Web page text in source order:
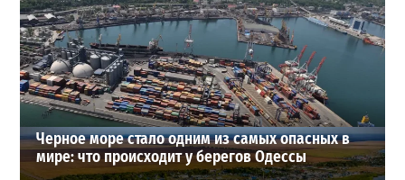
В Одессе выросло число пострадавших после атаки
реактивных дронов (фото)
24-07-2026 в 14:29
ВИБОР РЕДАКЦИИ
Черное море стало одним из самых опасных в
мире: что происходит у берегов Одессы